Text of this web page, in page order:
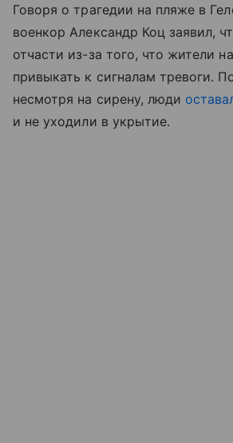
Говоря о трагедии на пляже в
военкор Александр Коц заявил,
отчасти из-за того, что жители
привыкать к сигналам тревоги.
несмотря на сирену, люди
и не уходили в укрытие.